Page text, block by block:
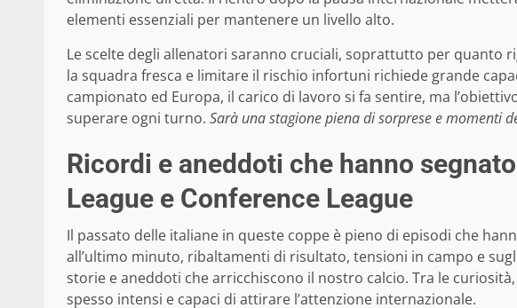
elementi essenziali per mantenere un livello alto.
Le scelte degli allenatori saranno cruciali, soprattutto per quanto
la squadra fresca e limitare il rischio infortuni richiede grande
campionato ed Europa, il carico di lavoro si fa sentire, ma
superare ogni turno. Sarà una stagione piena di sorprese e momenti
Ricordi e aneddoti che hanno
League e Conference League
Il passato delle italiane in queste coppe è pieno di episodi che
all’ultimo minuto, ribaltamenti di risultato, tensioni in campo e
storie e aneddoti che arricchiscono il nostro calcio. Tra le
spesso intensi e capaci di attirare l’attenzione internazionale.